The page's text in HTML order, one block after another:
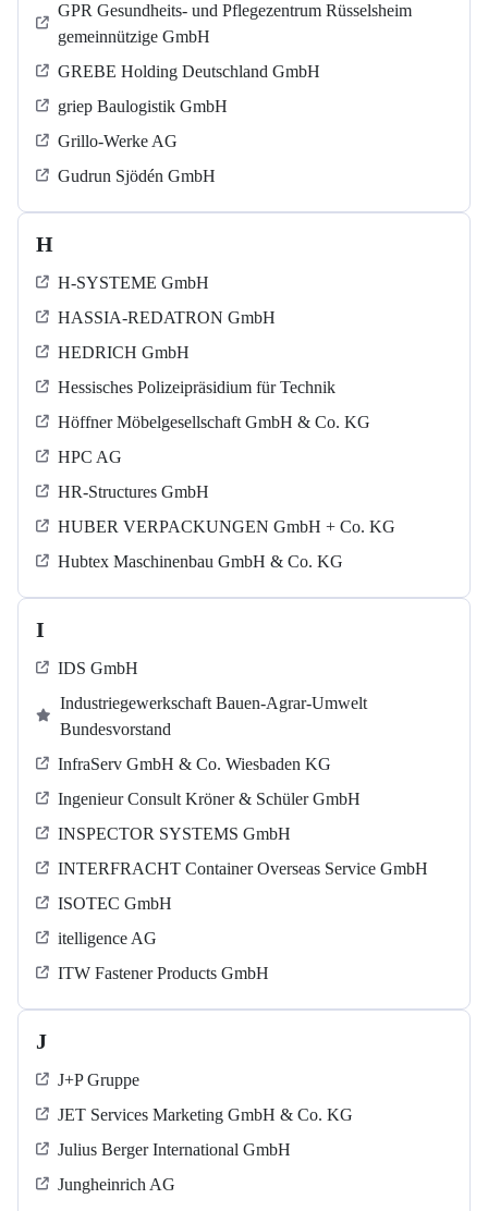
GPR Gesundheits- und Pflegezentrum Rüsselsheim
gemeinnützige GmbH
GREBE Holding Deutschland GmbH
griep Baulogistik GmbH
Grillo-Werke AG
Gudrun Sjödén GmbH
H
H-SYSTEME GmbH
HASSIA-REDATRON GmbH
HEDRICH GmbH
Hessisches Polizeipräsidium für Technik
Höffner Möbelgesellschaft GmbH & Co. KG
HPC AG
HR-Structures GmbH
HUBER VERPACKUNGEN GmbH + Co. KG
Hubtex Maschinenbau GmbH & Co. KG
I
IDS GmbH
Industriegewerkschaft Bauen-Agrar-Umwelt
Bundesvorstand
InfraServ GmbH & Co. Wiesbaden KG
Ingenieur Consult Kröner & Schüler GmbH
INSPECTOR SYSTEMS GmbH
INTERFRACHT Container Overseas Service GmbH
ISOTEC GmbH
itelligence AG
ITW Fastener Products GmbH
J
J+P Gruppe
JET Services Marketing GmbH & Co. KG
Julius Berger International GmbH
Jungheinrich AG